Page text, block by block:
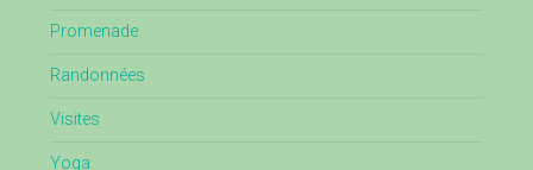
Promenade
Randonnées
Visites
Yoga